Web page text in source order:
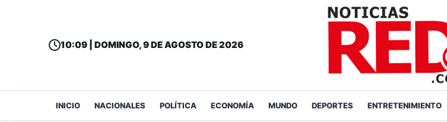
10:09 | DOMINGO, 9 DE AGOSTO DE 2026
INICIO NACIONALES POLÍTICA ECONOMÍA MUNDO DEPORTES ENTRETENIMIENTO